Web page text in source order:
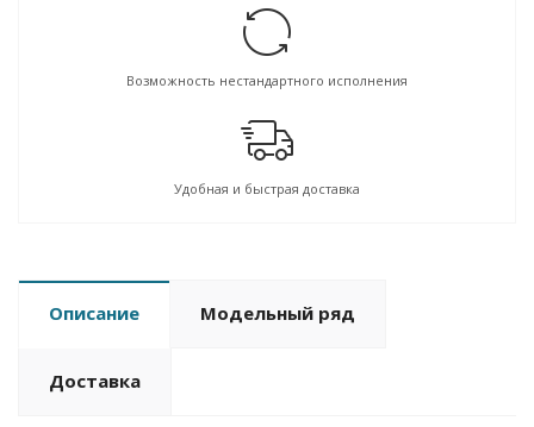
Возможность нестандартного исполнения
Удобная и быстрая доставка
Описание Модельный ряд
Доставка